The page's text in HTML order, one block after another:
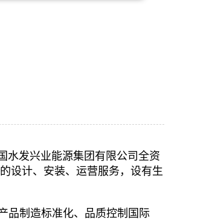
水发兴业能源集团有限公司全资
设计、安装、运营服务，设有生
品制造标准化、品质控制国际